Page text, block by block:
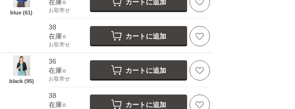
blue (61)
在庫○
お取寄せ
カートに追加
38
在庫○
お取寄せ
カートに追加
black (95)
36
在庫○
お取寄せ
カートに追加
38
在庫○
カートに追加